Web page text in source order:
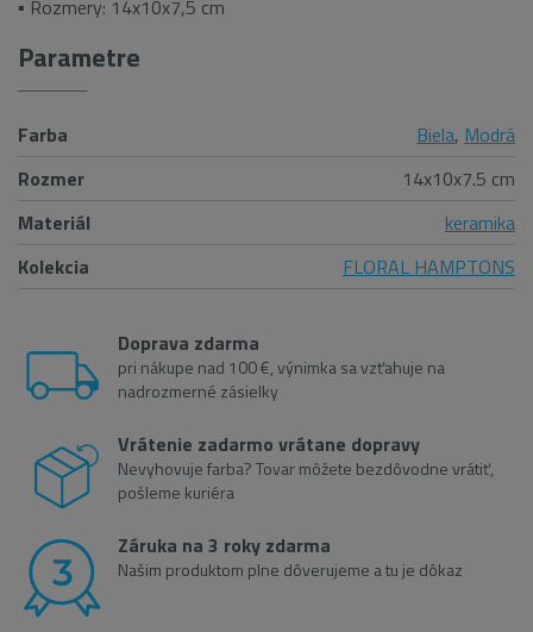
▪ Rozmery: 14x10x7,5 cm
Parametre
Farba Biela, Modrá
Rozmer
14x10x7.5 cm
Materiál
keramika
Kolekcia
FLORAL HAMPTONS
Doprava zdarma
pri nákupe nad 100 €, výnimka sa vzťahuje na
nadrozmerné zásielky
Vrátenie zadarmo vrátane dopravy
Nevyhovuje farba? Tovar môžete bezdôvodne vrátiť,
pošleme kuriéra
Záruka na 3 roky zdarma
Našim produktom plne dôverujeme a tu je dôkaz